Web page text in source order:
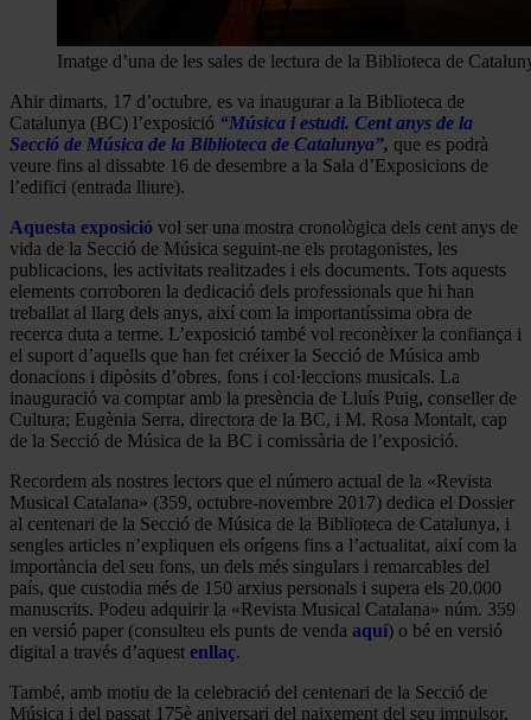
Imatge d’una de les sales de lectura de la Biblioteca de
Ahir dimarts, 17 d’octubre, es va inaugurar a la Biblioteca de
Catalunya (BC) l’exposició “Música i estudi. Cent anys de la
Secció de Música de la Biblioteca de Catalunya”, que es podrà
veure fins al dissabte 16 de desembre a la Sala d’Exposicions de
l’edifici (entrada lliure).
Aquesta exposició vol ser una mostra cronològica dels cent anys de
vida de la Secció de Música seguint-ne els protagonistes, les
publicacions, les activitats realitzades i els documents. Tots aquests
elements corroboren la dedicació dels professionals que hi han
treballat al llarg dels anys, així com la importantíssima obra de
recerca duta a terme. L’exposició també vol reconèixer la confiança i
el suport d’aquells que han fet créixer la Secció de Música amb
donacions i dipòsits d’obres, fons i col·leccions musicals. La
inauguració va comptar amb la presència de Lluís Puig, conseller de
Cultura; Eugènia Serra, directora de la BC, i M. Rosa Montalt, cap
de la Secció de Música de la BC i comissària de l’exposició.
Recordem als nostres lectors que el número actual de la «Revista
Musical Catalana» (359, octubre-novembre 2017) dedica el Dossier
al centenari de la Secció de Música de la Biblioteca de Catalunya, i
sengles articles n’expliquen els orígens fins a l’actualitat, així com la
importància del seu fons, un dels més singulars i remarcables del
país, que custodia més de 150 arxius personals i supera els 20.000
manuscrits. Podeu adquirir la «Revista Musical Catalana» núm. 359
en versió paper (consulteu els punts de venda aquí) o bé en versió
digital a través d’aquest enllaç.
També, amb motiu de la celebració del centenari de la Secció de
Música i del passat 175è aniversari del naixement del seu impulsor,